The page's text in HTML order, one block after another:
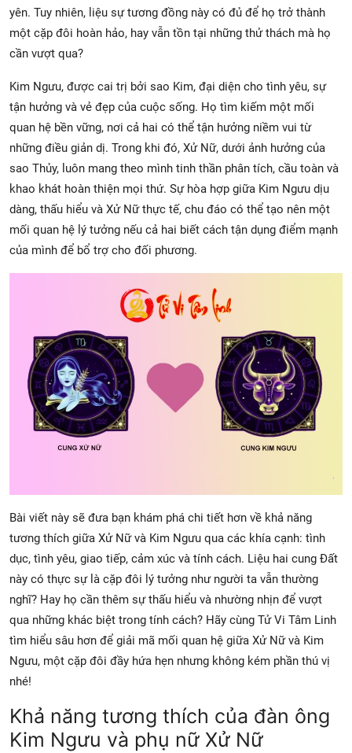
yên. Tuy nhiên, liệu sự tương đồng này có đủ để họ trở thành
một cặp đôi hoàn hảo, hay vẫn tồn tại những thử thách mà họ
cần vượt qua?
Kim Ngưu, được cai trị bởi sao Kim, đại diện cho tình yêu, sự
tận hưởng và vẻ đẹp của cuộc sống. Họ tìm kiếm một mối
quan hệ bền vững, nơi cả hai có thể tận hưởng niềm vui từ
những điều giản dị. Trong khi đó, Xử Nữ, dưới ảnh hưởng của
sao Thủy, luôn mang theo mình tinh thần phân tích, cầu toàn và
khao khát hoàn thiện mọi thứ. Sự hòa hợp giữa Kim Ngưu dịu
dàng, thấu hiểu và Xử Nữ thực tế, chu đáo có thể tạo nên một
mối quan hệ lý tưởng nếu cả hai biết cách tận dụng điểm mạnh
của mình để bổ trợ cho đối phương.
Bài viết này sẽ đưa bạn khám phá chi tiết hơn về khả năng
tương thích giữa Xử Nữ và Kim Ngưu qua các khía cạnh: tình
dục, tình yêu, giao tiếp, cảm xúc và tính cách. Liệu hai cung Đất
này có thực sự là cặp đôi lý tưởng như người ta vẫn thường
nghĩ? Hay họ cần thêm sự thấu hiểu và nhường nhịn để vượt
qua những khác biệt trong tính cách? Hãy cùng Tử Vi Tâm Linh
tìm hiểu sâu hơn để giải mã mối quan hệ giữa Xử Nữ và Kim
Ngưu, một cặp đôi đầy hứa hẹn nhưng không kém phần thú vị
nhé!
Khả năng tương thích của đàn ông
Kim Ngưu và phụ nữ Xử Nữ